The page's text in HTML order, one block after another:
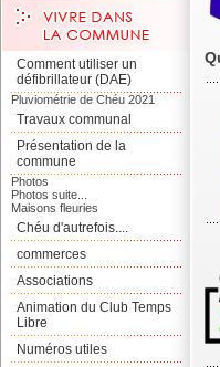
Comment utiliser un
défibrillateur (DAE)
Pluviométrie de Chéu 2021
Travaux communal
Présentation de la
commune
Photos
Photos suite...
Maisons fleuries
Chéu d'autrefois....
commerces
Associations
Animation du Club Temps
Libre
Numéros utiles